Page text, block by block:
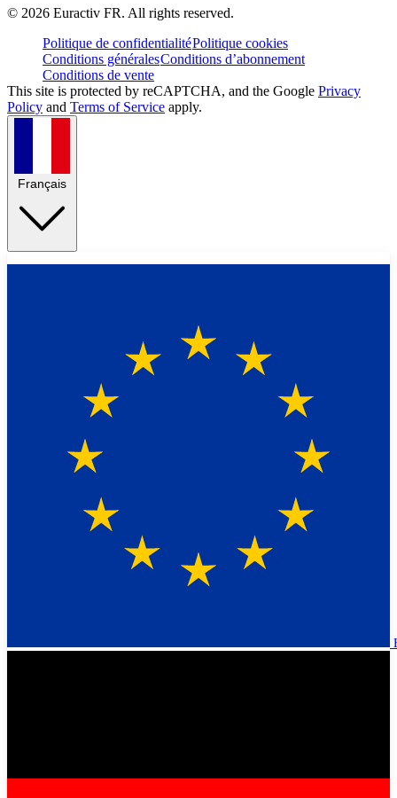
© 2026 Euractiv FR. All rights reserved.
Politique de confidentialitéPolitique cookies
Conditions généralesConditions d’abonnement
Conditions de vente
This site is protected by reCAPTCHA, and the Google Privacy
Policy and Terms of Service apply.
Français